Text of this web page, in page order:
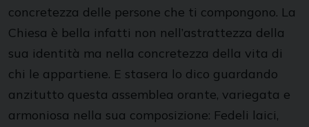
concretezza delle persone che ti compongono. La
Chiesa è bella infatti non nell’astrattezza della
sua identità ma nella concretezza della vita di
chi le appartiene. E stasera lo dico guardando
anzitutto questa assemblea orante, variegata e
armoniosa nella sua composizione: Fedeli laici,